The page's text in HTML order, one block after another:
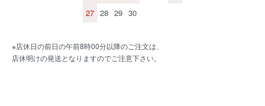
27 28 29 30
※店休日の前日の午前8時00分以降のご注文は、
店休明けの発送となりますのでご注意下さい。